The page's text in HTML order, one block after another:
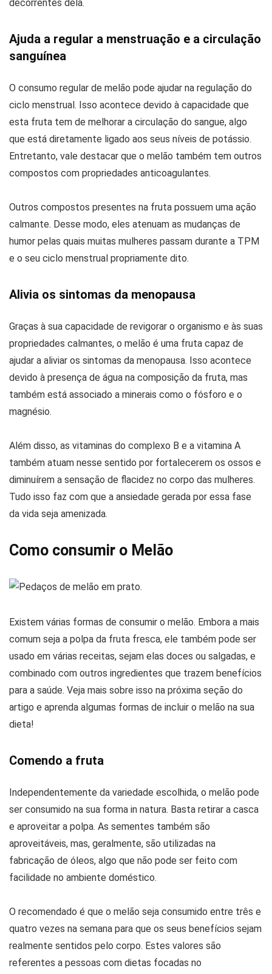
decorrentes dela.
Ajuda a regular a menstruação e a circulação
sanguínea
O consumo regular de melão pode ajudar na regulação do
ciclo menstrual. Isso acontece devido à capacidade que
esta fruta tem de melhorar a circulação do sangue, algo
que está diretamente ligado aos seus níveis de potássio.
Entretanto, vale destacar que o melão também tem outros
compostos com propriedades anticoagulantes.
Outros compostos presentes na fruta possuem uma ação
calmante. Desse modo, eles atenuam as mudanças de
humor pelas quais muitas mulheres passam durante a TPM
e o seu ciclo menstrual propriamente dito.
Alivia os sintomas da menopausa
Graças à sua capacidade de revigorar o organismo e às suas
propriedades calmantes, o melão é uma fruta capaz de
ajudar a aliviar os sintomas da menopausa. Isso acontece
devido à presença de água na composição da fruta, mas
também está associado a minerais como o fósforo e o
magnésio.
Além disso, as vitaminas do complexo B e a vitamina A
também atuam nesse sentido por fortalecerem os ossos e
diminuírem a sensação de flacidez no corpo das mulheres.
Tudo isso faz com que a ansiedade gerada por essa fase
da vida seja amenizada.
Como consumir o Melão
Existem várias formas de consumir o melão. Embora a mais
comum seja a polpa da fruta fresca, ele também pode ser
usado em várias receitas, sejam elas doces ou salgadas, e
combinado com outros ingredientes que trazem benefícios
para a saúde. Veja mais sobre isso na próxima seção do
artigo e aprenda algumas formas de incluir o melão na sua
dieta!
Comendo a fruta
Independentemente da variedade escolhida, o melão pode
ser consumido na sua forma in natura. Basta retirar a casca
e aproveitar a polpa. As sementes também são
aproveitáveis, mas, geralmente, são utilizadas na
fabricação de óleos, algo que não pode ser feito com
facilidade no ambiente doméstico.
O recomendado é que o melão seja consumido entre três e
quatro vezes na semana para que os seus benefícios sejam
realmente sentidos pelo corpo. Estes valores são
referentes a pessoas com dietas focadas no